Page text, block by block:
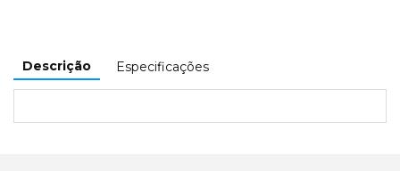
Descrição Especificações